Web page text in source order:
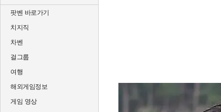
팟벤 바로가기
치지직
차벤
걸그룹
여행
해외게임정보
게임 영상